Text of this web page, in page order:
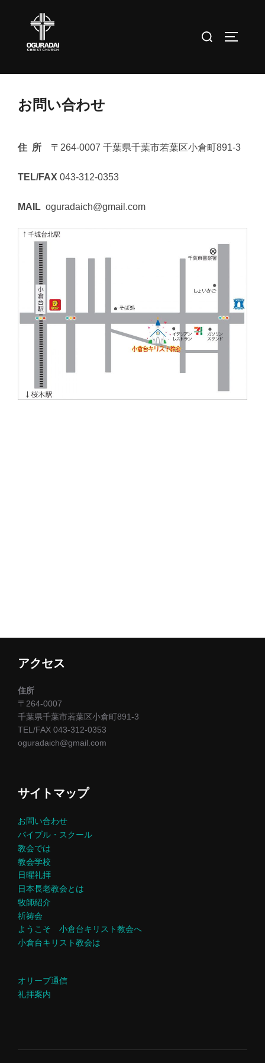
ツ
検
お問い合わせ
住 所 〒 264-0007 千葉県千葉市若葉区小倉町891-3
TEL/FAX 043-312-0353
MAIL oguradaich@gmail.com
アクセス
住所
〒264-0007
千葉県千葉市若葉区小倉町891-3
TEL/FAX 043-312-0353
oguradaich@gmail.com
サイトマップ
お問い合わせ
バイブル・スクール
教会では
教会学校
日曜礼拝
日本長老教会とは
牧師紹介
祈祷会
ようこそ 小倉台キリスト教会へ
小倉台キリスト教会は
オリーブ通信
礼拝案内